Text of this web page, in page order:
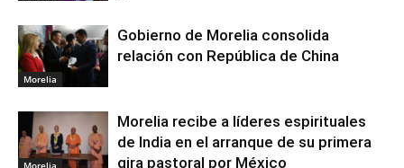
Morelia
Gobierno de Morelia consolida
relación con República de China
Morelia
Morelia recibe a líderes espirituales
de India en el arranque de su primera
gira pastoral por México